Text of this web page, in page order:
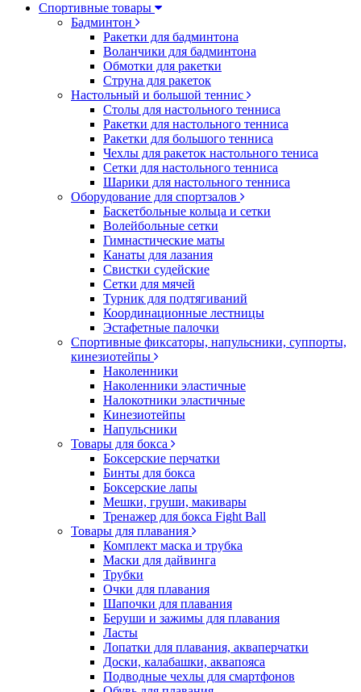
Спортивные товары
Бадминтон
Ракетки для бадминтона
Воланчики для бадминтона
Обмотки для ракетки
Струна для ракеток
Настольный и большой теннис
Столы для настольного тенниса
Ракетки для настольного тенниса
Ракетки для большого тенниса
Чехлы для ракеток настольного тениса
Сетки для настольного тенниса
Шарики для настольного тенниса
Оборудование для спортзалов
Баскетбольные кольца и сетки
Волейбольные сетки
Гимнастические маты
Канаты для лазания
Свистки судейские
Сетки для мячей
Турник для подтягиваний
Координационные лестницы
Эстафетные палочки
Спортивные фиксаторы, напульсники, суппорты,
кинезиотейпы
Наколенники
Наколенники эластичные
Налокотники эластичные
Кинезиотейпы
Напульсники
Товары для бокса
Боксерские перчатки
Бинты для бокса
Боксерские лапы
Мешки, груши, макивары
Тренажер для бокса Fight Ball
Товары для плавания
Комплект маска и трубка
Маски для дайвинга
Трубки
Очки для плавания
Шапочки для плавания
Беруши и зажимы для плавания
Ласты
Лопатки для плавания, акваперчатки
Доски, калабашки, аквапояса
Подводные чехлы для смартфонов